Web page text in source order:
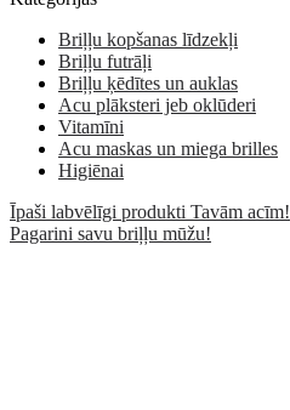
Briļļu kopšanas līdzekļi
Briļļu futrāļi
Briļļu ķēdītes un auklas
Acu plāksteri jeb oklūderi
Vitamīni
Acu maskas un miega brilles
Higiēnai
Īpaši labvēlīgi produkti Tavām acīm!
Pagarini savu briļļu mūžu!